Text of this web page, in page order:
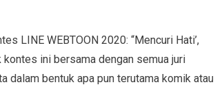
LINE WEBTOON 2020: “Mencuri Hati’,
kontes ini bersama dengan semua juri
dalam bentuk apa pun terutama komik atau